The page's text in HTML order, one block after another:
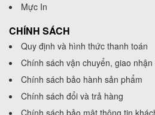
Mực In
CHÍNH SÁCH
Quy định và hình thức thanh toán
Chính sách vận chuyển, giao
Chính sách bảo hành sản phẩm
Chính sách đổi và trả hàng